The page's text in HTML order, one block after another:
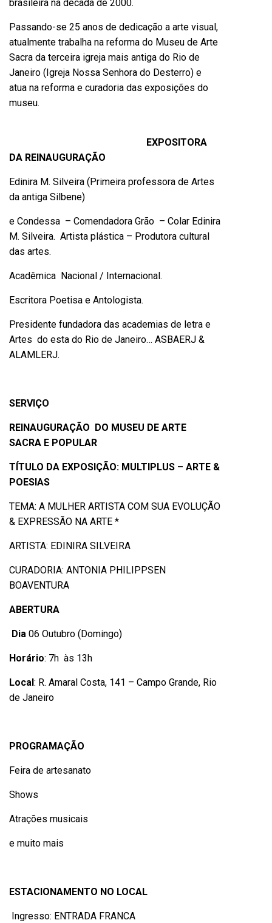
brasileira na década de 2000.
Passando-se 25 anos de dedicação a arte visual,
atualmente trabalha na reforma do Museu de Arte
Sacra da terceira igreja mais antiga do Rio de
Janeiro (Igreja Nossa Senhora do Desterro) e
atua na reforma e curadoria das exposições do
museu.
EXPOSITORA
DA REINAUGURAÇÃO
Edinira M. Silveira (Primeira professora de Artes
da antiga Silbene)
e Condessa – Comendadora Grão – Colar Edinira
M. Silveira. Artista plástica – Produtora cultural
das artes.
Acadêmica Nacional / Internacional.
Escritora Poetisa e Antologista.
Presidente fundadora das academias de letra e
Artes do esta do Rio de Janeiro… ASBAERJ &
ALAMLERJ.
SERVIÇO
REINAUGURAÇÃO DO MUSEU DE ARTE
SACRA E POPULAR
TÍTULO DA EXPOSIÇÃO: MULTIPLUS – ARTE &
POESIAS
TEMA: A MULHER ARTISTA COM SUA EVOLUÇÃO
& EXPRESSÃO NA ARTE *
ARTISTA: EDINIRA SILVEIRA
CURADORIA: ANTONIA PHILIPPSEN
BOAVENTURA
ABERTURA
Dia 06 Outubro (Domingo)
Horário: 7h às 13h
Local : R. Amaral Costa, 141 – Campo Grande, Rio
de Janeiro
PROGRAMAÇÃO
Feira de artesanato
Shows
Atrações musicais
e muito mais
ESTACIONAMENTO NO LOCAL
Ingresso: ENTRADA FRANCA